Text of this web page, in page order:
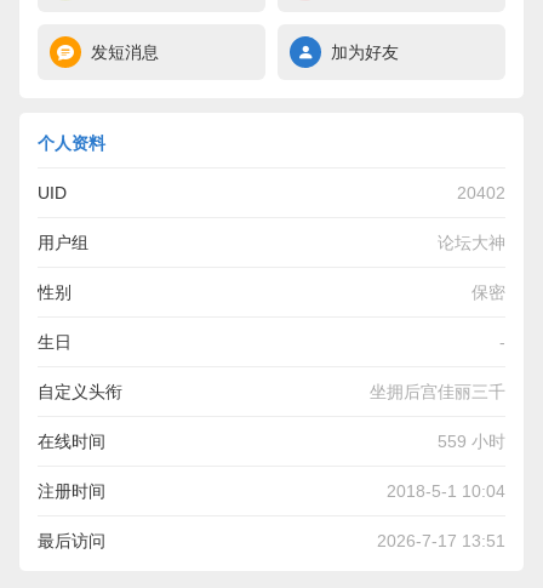
发短消息 加为好友
个人资料
UID 20402
用户组 论坛大神
性别 保密
生日 -
自定义头衔 坐拥后宫佳丽三千
在线时间 559 小时
注册时间 2018-5-1 10:04
最后访问 2026-7-17 13:51